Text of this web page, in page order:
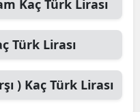
Kaç Türk Lirası
Türk Lirası
)Kaç Türk Lirası